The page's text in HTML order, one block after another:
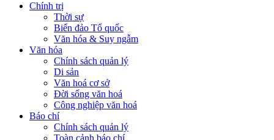
Chính trị
Thời sự
Biển đảo Tổ quốc
Văn hóa & Suy ngẫm
Văn hóa
Chính sách quản lý
Di sản
Văn hoá cơ sở
Đời sống văn hoá
Công nghiệp văn hoá
Báo chí
Chính sách quản lý
Toàn cảnh báo chí